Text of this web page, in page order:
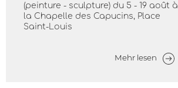
(peinture - sculpture) du 5 - 19 août à
la Chapelle des Capucins, Place
Saint-Louis
Mehr lesen